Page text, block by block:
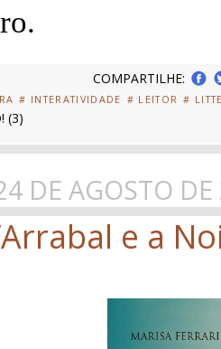
COMPARTILHE:
# INTERATIVIDADE # LEITOR #
(3)
DE AGOSTO
e a